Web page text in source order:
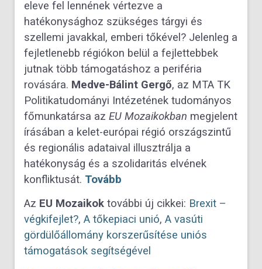
eleve fel lennének vértezve a
hatékonysághoz szükséges tárgyi és
szellemi javakkal, emberi tőkével? Jelenleg a
fejletlenebb régiókon belül a fejlettebbek
jutnak több támogatáshoz a periféria
rovására. Medve-Bálint Gergő, az MTA TK
Politikatudományi Intézetének tudományos
főmunkatársa az EU Mozaikokban megjelent
írásában a kelet-európai régió országszintű
és regionális adataival illusztrálja a
hatékonyság és a szolidaritás elvének
konfliktusát. Tovább
Az EU Mozaikok további új cikkei: Brexit –
végkifejlet?, A tőkepiaci unió, A vasúti
gördülőállomány korszerűsítése uniós
támogatások segítségével